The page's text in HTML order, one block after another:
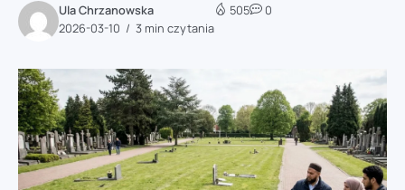
Ula Chrzanowska
2026-03-10
3 min czytania
505 0